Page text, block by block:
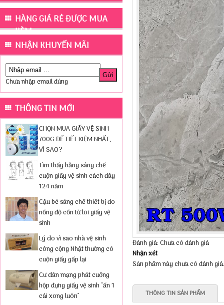
HÀNG GIÁ RẺ ĐƯỢC MUA
KÈM
NHẬN KHUYẾN MÃI
Chưa nhập email đúng
THÔNG TIN MỚI
CHỌN MUA GIẤY VỆ SINH
700G ĐỂ TIẾT KIỆM NHẤT,
VÌ SAO?
Tìm thấy bằng sáng chế
cuộn giấy vệ sinh cách đây
124 năm
Cậu bé sáng chế thiết bị đo
nồng độ cồn từ lõi giấy vệ
sinh
Lý do vì sao nhà vệ sinh
công cộng Nhật thường có
cuộn giấy gấp lại
Cư dân mạng phát cuồng
hộp đựng giấy vệ sinh "ấn 1
cái xong luôn"
Đánh giá: Chưa có đánh giá
Nhận xét
Sản phẩm này chưa có đánh giá.
THÔNG TIN SẢN PHẨM